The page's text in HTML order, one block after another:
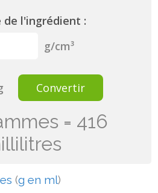
de l'ingrédient :
g/cm³
Convertir
= 416
(g en ml)